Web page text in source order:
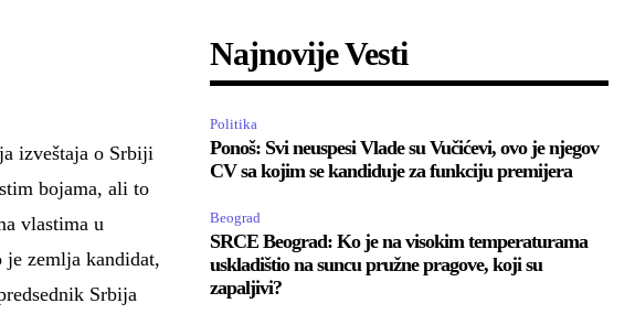
izveštaja o Srbiji
bojama, ali to
vlastima u
zemlja kandidat,
Srbija
Najnovije Vesti
Politika
Ponoš: Svi neuspesi Vlade su Vučićevi, ovo je njegov
CV sa kojim se kandiduje za funkciju premijera
Beograd
SRCE Beograd: Ko je na visokim temperaturama
uskladištio na suncu pružne pragove, koji su
zapaljivi?